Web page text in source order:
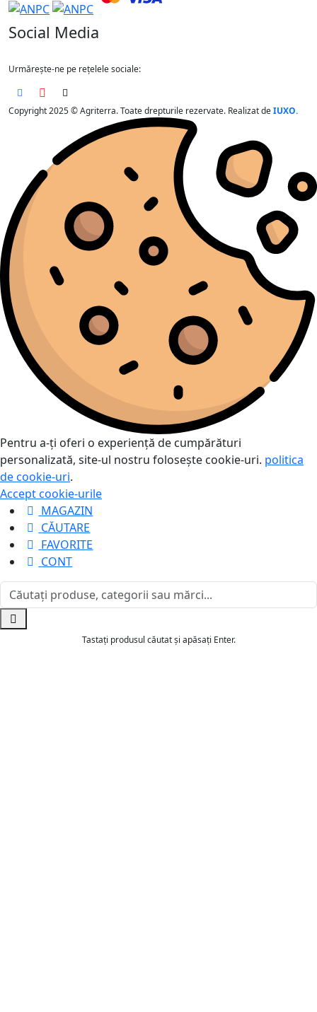
Social Media
Urmărește-ne pe rețelele sociale:
Copyright 2025 © Agriterra. Toate drepturile rezervate. Realizat deIUXO.
Pentru a-ți oferi o experiență de cumpărături
personalizată, site-ul nostru folosește cookie-uri. politica
de cookie-uri.
Accept cookie-urile
MAGAZIN
CĂUTARE
FAVORITE
CONT
Tastați produsul căutat și apăsați Enter.